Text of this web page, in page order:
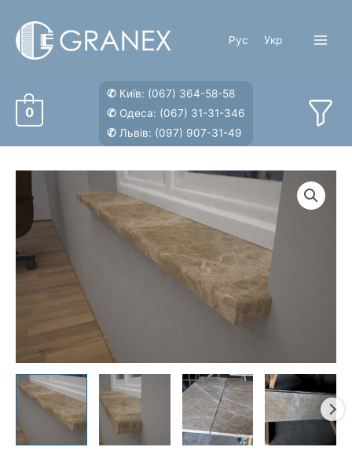
содержимому
Рус Укр
0
✆ Київ: (067) 364-58-58
✆ Одеса: (067) 31-31-346
✆ Львів: (097) 907-31-49